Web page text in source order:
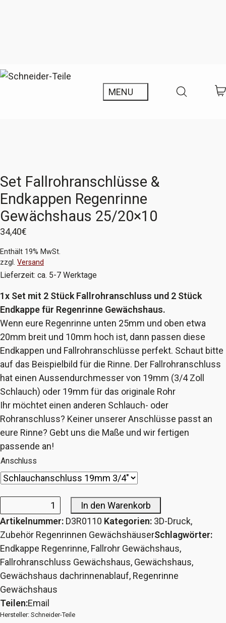
Set Fallrohranschlüsse &
Endkappen Regenrinne
Gewächshaus 25/20×10
34,40€
Enthält 19% MwSt.
zzgl. Versand
Lieferzeit: ca. 5-7 Werktage
1x Set mit 2 Stück Fallrohranschluss und 2 Stück
Endkappe für Regenrinne Gewächshaus.
Wenn eure Regenrinne unten 25mm und oben etwa
20mm breit und 10mm hoch ist, dann passen diese
Endkappen und Fallrohranschlüsse perfekt. Schaut bitte
auf das Beispielbild für die Rinne. Der Fallrohranschluss
hat einen Aussendurchmesser von 19mm (3/4 Zoll
Schlauch) oder 19mm für das originale Rohr
Ihr möchtet einen anderen Schlauch- oder
Rohranschluss? Keiner unserer Anschlüsse passt an
eure Rinne? Gebt uns die Maße und wir fertigen
passende an!
Anschluss
Set
Fallrohranschlüsse
&
Endkappen
Regenrinne
Gewächshaus
25/20x10
Menge
In den Warenkorb
Artikelnummer: D3R0110 Kategorien: 3D-Druck,
Zubehör Regenrinnen GewächshäuserSchlagwörter:
Endkappe Regenrinne, Fallrohr Gewächshaus,
Fallrohranschluss Gewächshaus, Gewächshaus,
Gewächshaus dachrinnenablauf, Regenrinne
Gewächshaus
Teilen:Email
Hersteller: Schneider-Teile